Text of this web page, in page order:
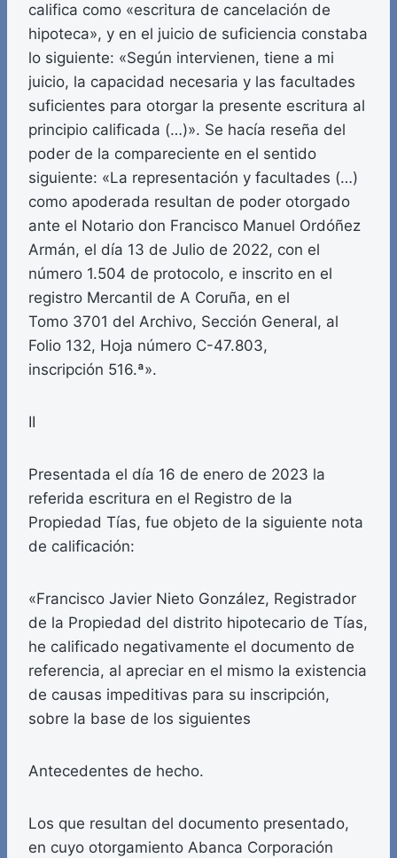
califica como «escritura de cancelación de
hipoteca», y en el juicio de suficiencia constaba
lo siguiente: «Según intervienen, tiene a mi
juicio, la capacidad necesaria y las facultades
suficientes para otorgar la presente escritura al
principio calificada (…)». Se hacía reseña del
poder de la compareciente en el sentido
siguiente: «La representación y facultades (…)
como apoderada resultan de poder otorgado
ante el Notario don Francisco Manuel Ordóñez
Armán, el día 13 de Julio de 2022, con el
número 1.504 de protocolo, e inscrito en el
registro Mercantil de A Coruña, en el
Tomo 3701 del Archivo, Sección General, al
Folio 132, Hoja número C-47.803,
inscripción 516.ª».
II
Presentada el día 16 de enero de 2023 la
referida escritura en el Registro de la
Propiedad Tías, fue objeto de la siguiente nota
de calificación:
«Francisco Javier Nieto González, Registrador
de la Propiedad del distrito hipotecario de Tías,
he calificado negativamente el documento de
referencia, al apreciar en el mismo la existencia
de causas impeditivas para su inscripción,
sobre la base de los siguientes
Antecedentes de hecho.
Los que resultan del documento presentado,
en cuyo otorgamiento Abanca Corporación